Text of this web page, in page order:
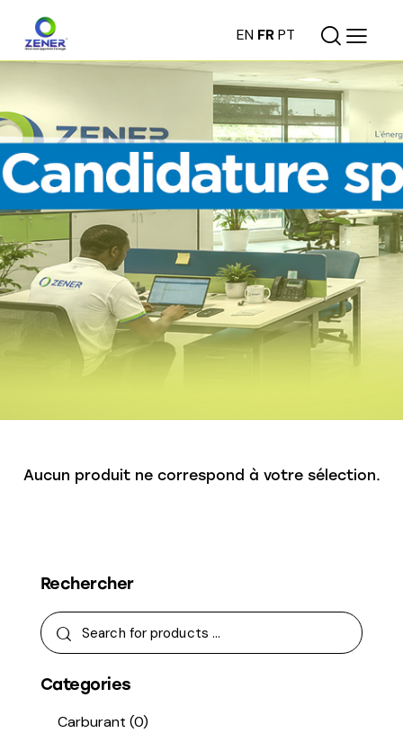
EN FR PT
Aucun produit ne correspond à votre sélection.
Rechercher
Categories
Carburant (0)